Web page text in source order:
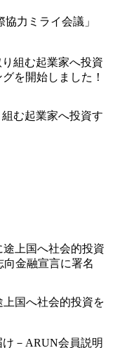
力ミライ会議」
む起業家へ投資す
国へ社会的投資を